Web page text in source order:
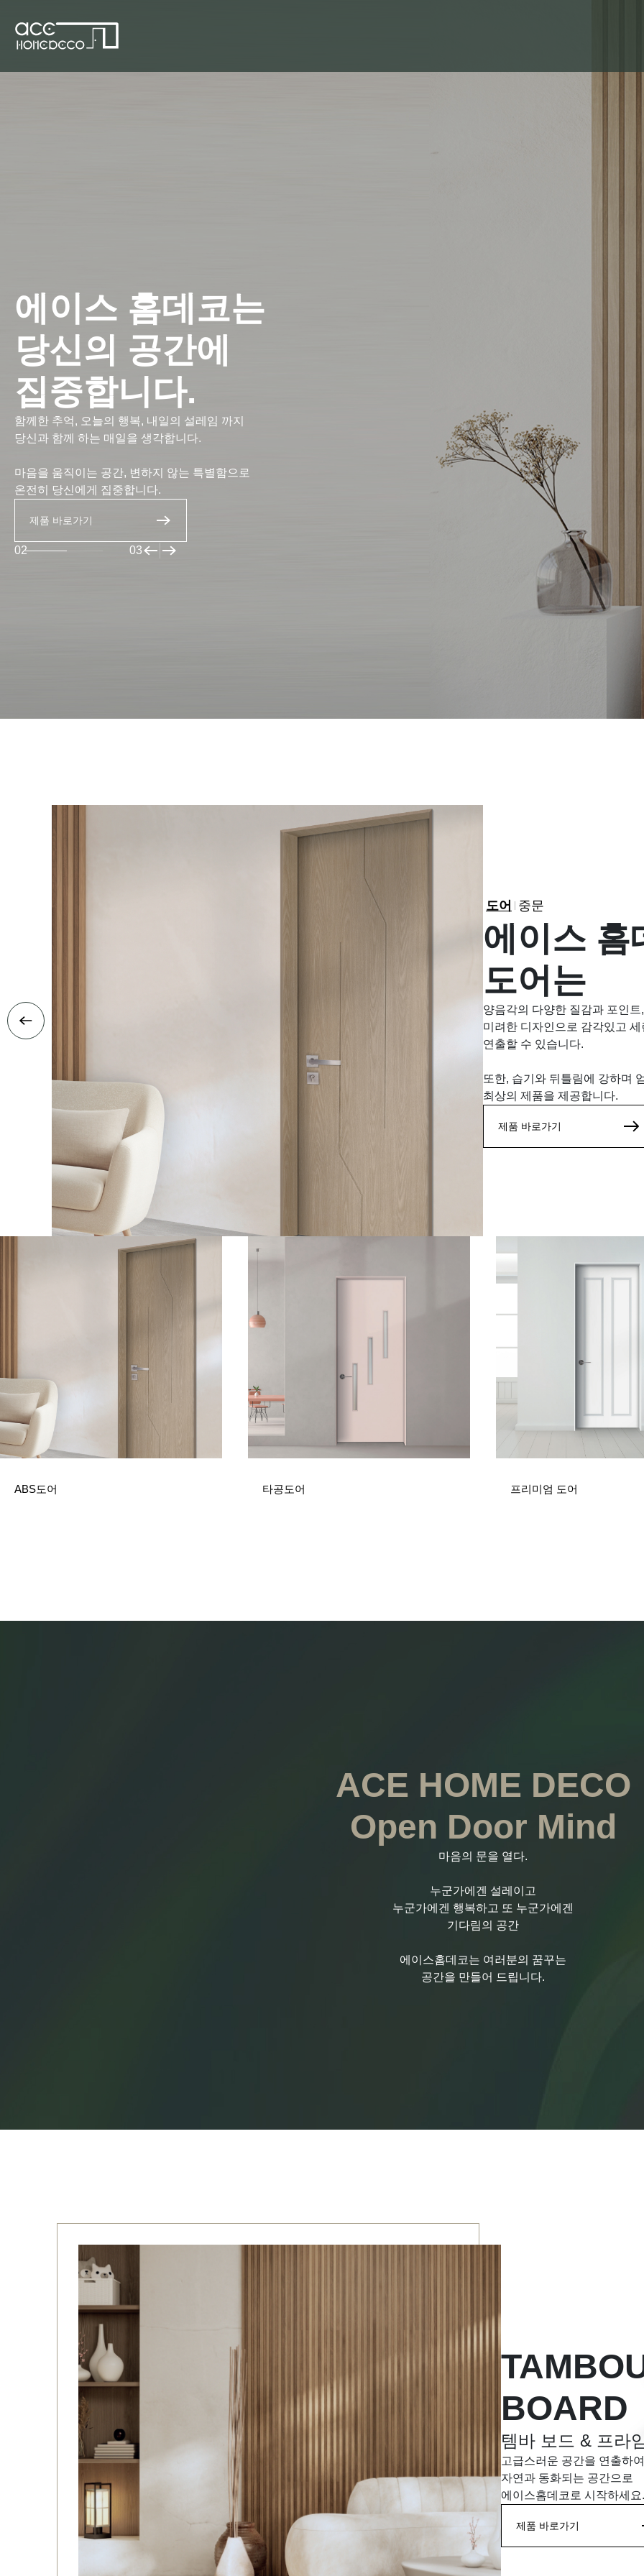
에이스 홈데코는
당신의 공간에
집중합니다.
함께한 추억, 오늘의 행복, 내일의 설레임 까지
당신과 함께 하는 매일을 생각합니다.
마음을 움직이는 공간, 변하지 않는 특별함으로
온전히 당신에게 집중합니다.
제품 바로가기
03 03
도어 중문
에이스 홈
도어는
양음각의 다양한 질감과 포인
미려한 디자인으로 감각있고
연출할 수 있습니다.
또한, 습기와 뒤틀림에 강하며
최상의 제품을 제공합니다.
제품 바로가기
ABS도어 타공도어 프리미엄 도어
ACE HOME DECO
Open Door Mind
마음의 문을 열다.
누군가에겐 설레이고
누군가에겐 행복하고 또 누군가에겐
기다림의 공간
에이스홈데코는 여러분의 꿈꾸는
공간을 만들어 드립니다.
BOARD
템바 보드 & 프라
고급스러운 공간을 연출하여
자연과 동화되는 공간으로
에이스홈데코로 시작하세요.
제품 바로가기